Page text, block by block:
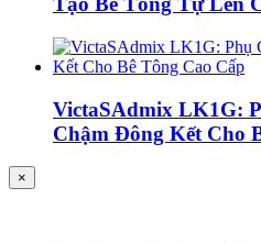
VictaSAdmix LK1G:
Chậm Đông Kết Cho
×